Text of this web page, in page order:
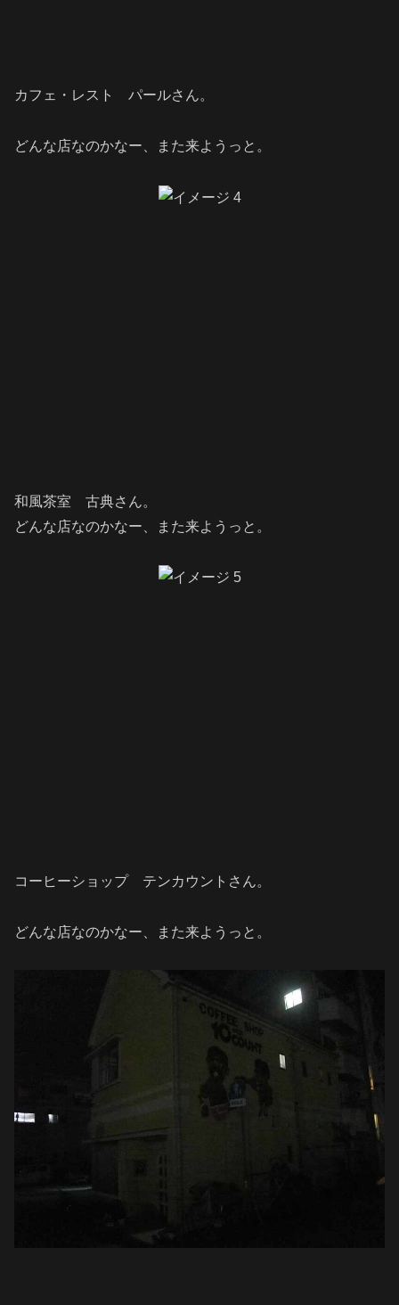
カフェ・レスト パールさん。
どんな店なのかなー、また来ようっと。
和風茶室 古典さん。
どんな店なのかなー、また来ようっと。
コーヒーショップ テンカウントさん。
どんな店なのかなー、また来ようっと。